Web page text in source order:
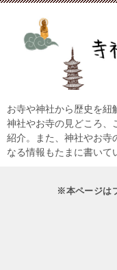
お寺や神社から歴史を紐
神社やお寺の見どころ、
紹介。また、神社やお寺
なる情報もたまに書いて
※本ページは